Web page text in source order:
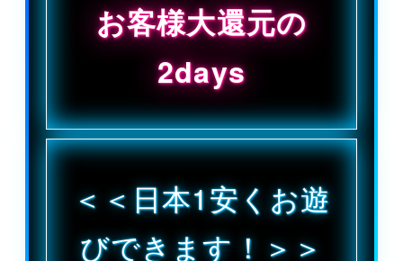
お客様大還元の
2days
＜＜日本1安くお遊
びできます！＞＞